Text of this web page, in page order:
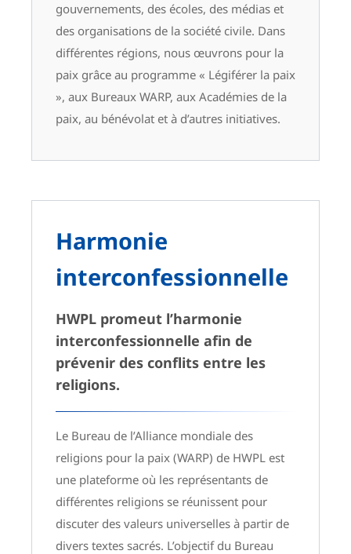
gouvernements, des écoles, des médias et
des organisations de la société civile. Dans
différentes régions, nous œuvrons pour la
paix grâce au programme « Légiférer la paix
», aux Bureaux WARP, aux Académies de la
paix, au bénévolat et à d’autres initiatives.
Harmonie
interconfessionnelle
HWPL promeut l’harmonie
interconfessionnelle afin de
prévenir des conflits entre les
religions.
Le Bureau de l’Alliance mondiale des
religions pour la paix (WARP) de HWPL est
une plateforme où les représentants de
différentes religions se réunissent pour
discuter des valeurs universelles à partir de
divers textes sacrés. L’objectif du Bureau